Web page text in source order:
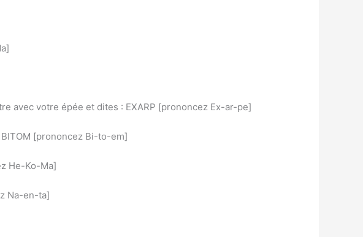
avec votre épée et dites : EXARP [prononcez Ex-ar-pe]
[prononcez Bi-to-em]
He-Ko-Ma]
Na-en-ta]